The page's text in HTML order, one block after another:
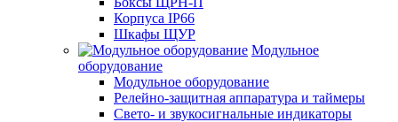
Корпуса IP66
Шкафы ЩУР
Модульное
оборудование
Модульное оборудование
Релейно-защитная аппаратура и таймеры
Свето- и звукосигнальные индикаторы